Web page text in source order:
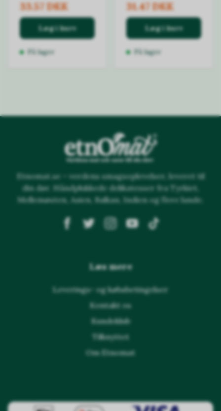
33.57 DKK
Læg i kurv
På lager
31.47 DKK
Læg i kurv
På lager
Etnomat.se – verdens smagsoplevelser, leveret til
din dør. Håndplukkede delikatesser fra Tyrkiet,
Mellemøsten, Asien, Balkan, Indien og flere lande.
Læs mere
Leverings- og købsbetingelser
Kontakt os
Kundeklub
Tilknyttet
Om Etnomat